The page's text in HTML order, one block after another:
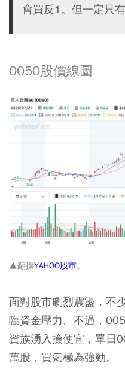
會買反1。但一定只
0050股價線圖
▲翻攝YAHOO股市。
面對股市劇烈震盪，不
臨資金壓力。不過，
資族湧入撿便宜，單日
萬股，買氣極為強勁。